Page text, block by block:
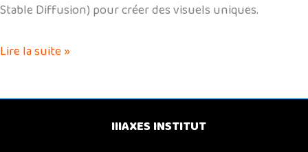
Stable Diffusion) pour créer des visuels uniques.
Lire la suite »
IIIAXES INSTITUT